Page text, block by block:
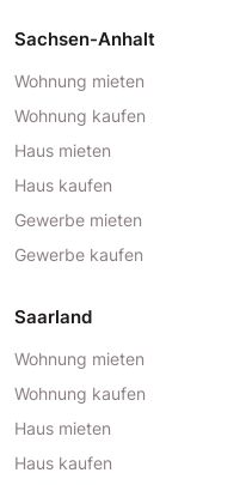
Sachsen-Anhalt
Wohnung mieten
Wohnung kaufen
Haus mieten
Haus kaufen
Gewerbe mieten
Gewerbe kaufen
Saarland
Wohnung mieten
Wohnung kaufen
Haus mieten
Haus kaufen